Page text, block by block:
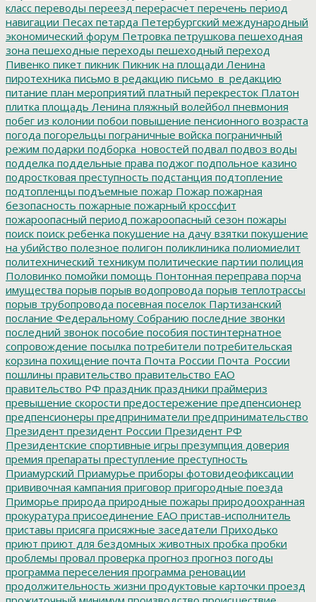
класс переводы переезд перерасчет перечень период
навигации Песах петарда Петербургский международный
экономический форум Петровка петрушкова пешеходная
зона пешеходные переходы пешеходный переход
Пивенко пикет пикник Пикник на площади Ленина
пиротехника письмо в редакцию письмо_в_редакцию
питание план мероприятий платный перекресток Платон
плитка площадь Ленина пляжный волейбол пневмония
побег из колонии побои повышение пенсионного возраста
погода погорельцы пограничные войска пограничный
режим подарки подборка_новостей подвал подвоз воды
подделка поддельные права поджог подпольное казино
подростковая преступность подстанция подтопление
подтопленцы подъемные пожар Пожар пожарная
безопасность пожарные пожарный кроссфит
пожароопасный период пожароопасный сезон пожары
поиск поиск ребенка покушение на дачу взятки покушение
на убийство полезное полигон поликлиника полиомиелит
политехнический техникум политические партии полиция
Половинко помойки помощь Понтонная переправа порча
имущества порыв порыв водопровода порыв теплотрассы
порыв трубопровода посевная поселок Партизанский
послание Федеральному Собранию последние звонки
последний звонок пособие пособия постинтернатное
сопровождение посылка потребители потребительская
корзина похищение почта Почта России Почта_России
пошлины правительство правительство ЕАО
правительство РФ праздник праздники праймериз
превышение скорости предостережение предпенсионер
предпенсионеры предприниматели предпринимательство
Президент президент России Президент РФ
Президентские спортивные игры презумпция доверия
премия препараты преступление преступность
Приамурский Приамурье приборы фотовидеофиксации
прививочная кампания приговор пригородные поезда
Приморье природа природные пожары природоохранная
прокуратура присоединение ЕАО пристав-исполнитель
приставы присяга присяжные заседатели Приходько
приют приют для бездомных животных пробка пробки
проблемы провал проверка прогноз прогноз погоды
программа переселения программа реновации
продолжительность жизни продуктовые карточки проезд